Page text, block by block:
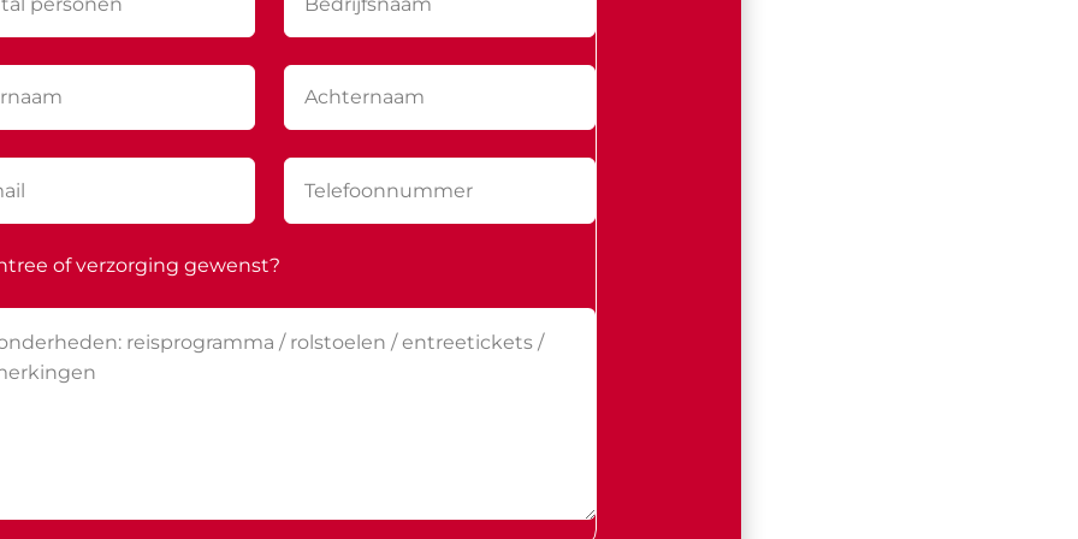
of verzorging gewenst?